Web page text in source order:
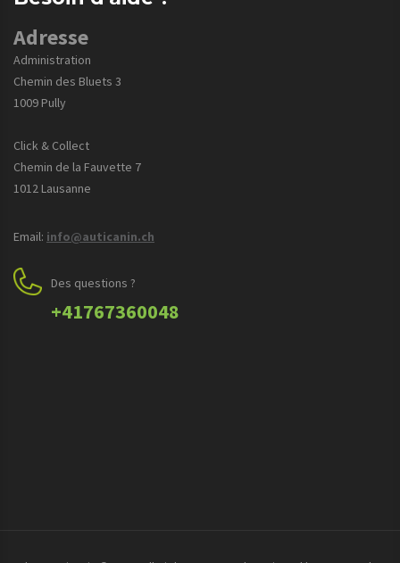
Adresse
Administration
Chemin des Bluets 3
1009 Pully
Click & Collect
Chemin de la Fauvette 7
1012 Lausanne
Email: info@auticanin.ch
Des questions ?
+41767360048